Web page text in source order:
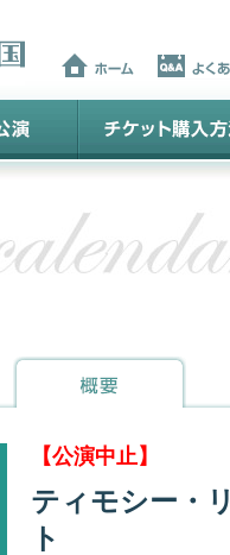
【公演中止】
ティモシー・
ト